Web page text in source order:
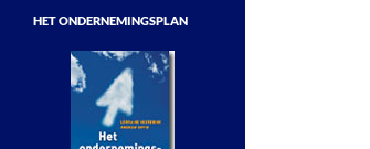
HET ONDERNEMINGSPLAN